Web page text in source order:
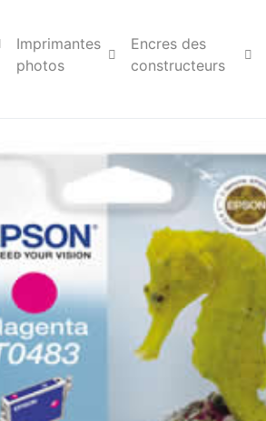
Imprimantes
photos
Encres des
constructeurs